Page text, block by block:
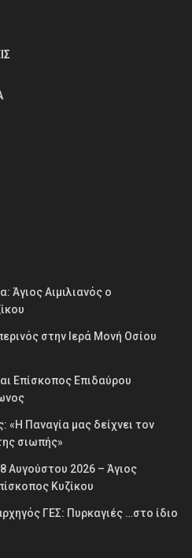
Άγιος Αιμιλιανός ο
στην Ιερά Μονή Οσίου
Επίσκοπος Επιδαύρου
Παναγία μας δείχνει τον
σιωπής»
Αυγούστου 2026 – Άγιος
Κυζίκου
ΓΕΣ: Πυρκαγιές …στο ίδιο